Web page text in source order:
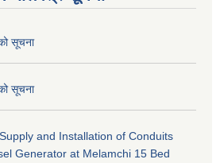
सूचना
सूचना
and Installation of Conduits
Generator at Melamchi 15 Bed